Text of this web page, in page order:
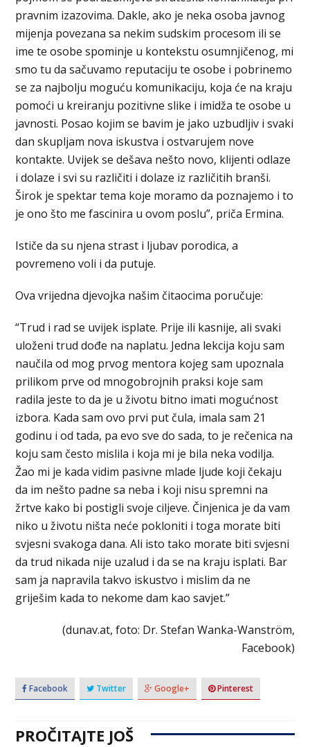
pravnim izazovima. Dakle, ako je neka osoba javnog
mijenja povezana sa nekim sudskim procesom ili se
ime te osobe spominje u kontekstu osumnjičenog, mi
smo tu da sačuvamo reputaciju te osobe i pobrinemo
se za najbolju moguću komunikaciju, koja će na kraju
pomoći u kreiranju pozitivne slike i imidža te osobe u
javnosti. Posao kojim se bavim je jako uzbudljiv i svaki
dan skupljam nova iskustva i ostvarujem nove
kontakte. Uvijek se dešava nešto novo, klijenti odlaze
i dolaze i svi su različiti i dolaze iz različitih branši.
Širok je spektar tema koje moramo da poznajemo i to
je ono što me fascinira u ovom poslu”, priča Ermina.
Ističe da su njena strast i ljubav porodica, a
povremeno voli i da putuje.
Ova vrijedna djevojka našim čitaocima poručuje:
“Trud i rad se uvijek isplate. Prije ili kasnije, ali svaki
uloženi trud dođe na naplatu. Jedna lekcija koju sam
naučila od mog prvog mentora kojeg sam upoznala
prilikom prve od mnogobrojnih praksi koje sam
radila jeste to da je u životu bitno imati mogućnost
izbora. Kada sam ovo prvi put čula, imala sam 21
godinu i od tada, pa evo sve do sada, to je rečenica na
koju sam često mislila i koja mi je bila neka vodilja.
Žao mi je kada vidim pasivne mlade ljude koji čekaju
da im nešto padne sa neba i koji nisu spremni na
žrtve kako bi postigli svoje ciljeve. Činjenica je da vam
niko u životu ništa neće pokloniti i toga morate biti
svjesni svakoga dana. Ali isto tako morate biti svjesni
da trud nikada nije uzalud i da se na kraju isplati. Bar
sam ja napravila takvo iskustvo i mislim da ne
griješim kada to nekome dam kao savjet.”
(dunav.at, foto: Dr. Stefan Wanka-Wanström,
Facebook)
Facebook Twitter Google+ Pinterest
PROČITAJTE JOŠ